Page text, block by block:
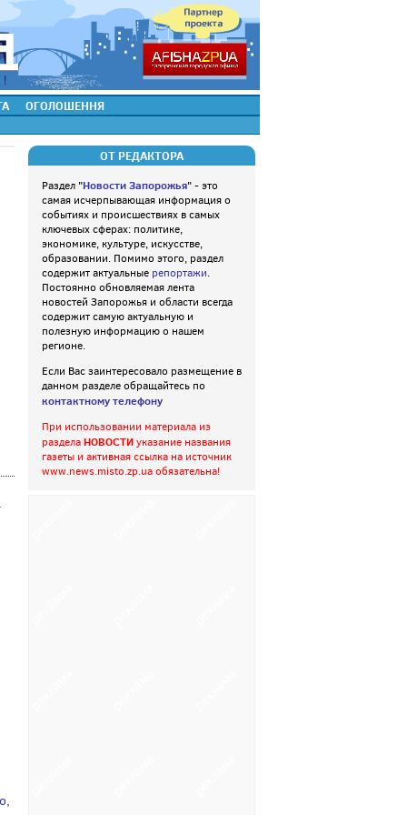
ОГОЛОШЕННЯ
ОТ РЕДАКТОРА
Раздел "Новости Запорожья" - это
самая исчерпывающая информация о
событиях и происшествиях в самых
ключевых сферах: политике,
экономике, культуре, искусстве,
образовании. Помимо этого, раздел
содержит актуальные репортажи.
Постоянно обновляемая лента
новостей Запорожья и области всегда
содержит самую актуальную и
полезную информацию о нашем
регионе.
Если Вас заинтересовало размещение в
данном разделе обращайтесь по
контактному телефону
При использовании материала из
разделаНОВОСТИуказание названия
газеты и активная ссылка на источник
www.news.misto.zp.uaобязательна!